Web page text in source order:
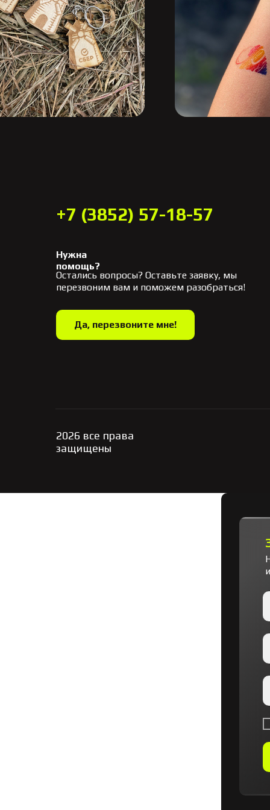
Остались вопросы? Оставьте заявку, мы
перезвоним вам и поможем разобраться!
Нужна
помощь?
+7 (3852) 57-18-57
2026 все права
защищены
Да, перезвоните мне!